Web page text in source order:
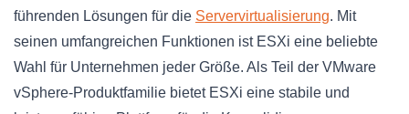
führenden Lösungen für die Servervirtualisierung. Mit
seinen umfangreichen Funktionen ist ESXi eine beliebte
Wahl für Unternehmen jeder Größe. Als Teil der VMware
vSphere-Produktfamilie bietet ESXi eine stabile und